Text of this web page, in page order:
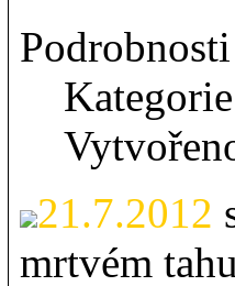
Podrobnosti
21.7.2012
mrtvém tahu